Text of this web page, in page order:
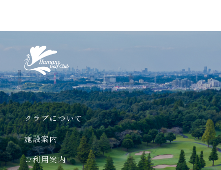
クラブについて
施設案内
ご利用案内